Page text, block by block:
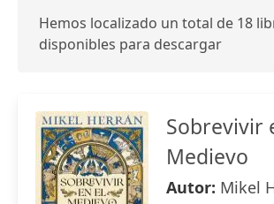
Hemos localizado un total de 18
disponibles para descargar
Sobrevivir
Medievo
Autor: Mikel